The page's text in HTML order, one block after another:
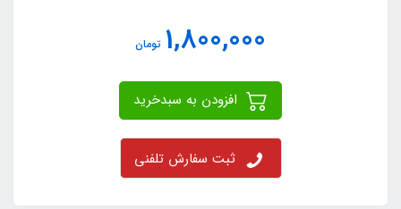
1,800,000 تومان
ثبت سفارش تلفنی